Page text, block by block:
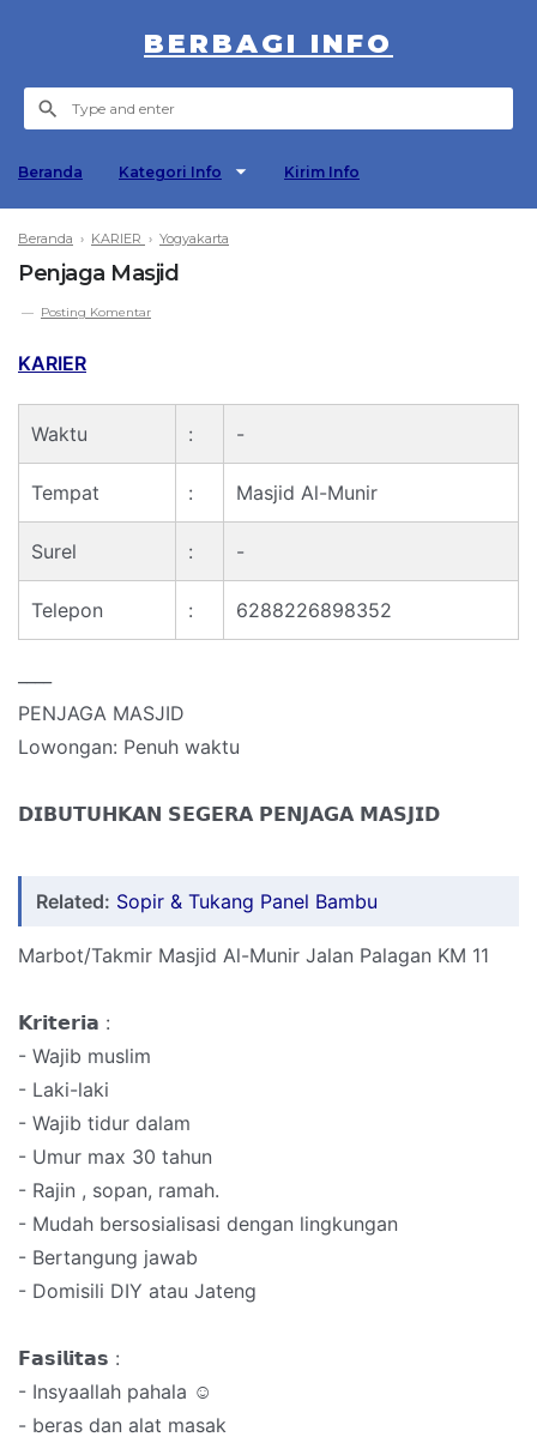
BERBAGI INFO
Beranda Kategori Info Kirim Info
Beranda › KARIER › Yogyakarta
Penjaga Masjid
Posting Komentar
KARIER
Waktu : -
Tempat : Masjid Al-Munir
Surel : -
Telepon : 6288226898352
PENJAGA MASJID
Lowongan: Penuh waktu
𝗗𝗜𝗕𝗨𝗧𝗨𝗛𝗞𝗔𝗡 𝗦𝗘𝗚𝗘𝗥𝗔 𝗣𝗘𝗡𝗝𝗔𝗚𝗔 𝗠𝗔𝗦𝗝𝗜𝗗
Related: Sopir & Tukang Panel Bambu
Marbot/Takmir Masjid Al-Munir Jalan Palagan KM 11
𝗞𝗿𝗶𝘁𝗲𝗿𝗶𝗮 :
- Wajib muslim
- Laki-laki
- Wajib tidur dalam
- Umur max 30 tahun
- Rajin , sopan, ramah.
- Mudah bersosialisasi dengan lingkungan
- Bertangung jawab
- Domisili DIY atau Jateng
𝗙𝗮𝘀𝗶𝗹𝗶𝘁𝗮𝘀 :
- Insyaallah pahala ☺️
- beras dan alat masak